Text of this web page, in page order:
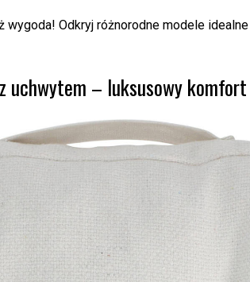
Odkryj różnorodne modele
uchwytem – luksusowy